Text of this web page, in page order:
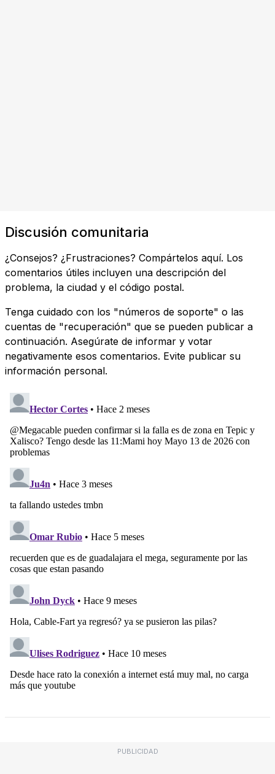
Discusión comunitaria
¿Consejos? ¿Frustraciones? Compártelos aquí. Los
comentarios útiles incluyen una descripción del
problema, la ciudad y el código postal.
Tenga cuidado con los "números de soporte" o las
cuentas de "recuperación" que se pueden publicar a
continuación. Asegúrate de informar y votar
negativamente esos comentarios. Evite publicar su
información personal.
PUBLICIDAD